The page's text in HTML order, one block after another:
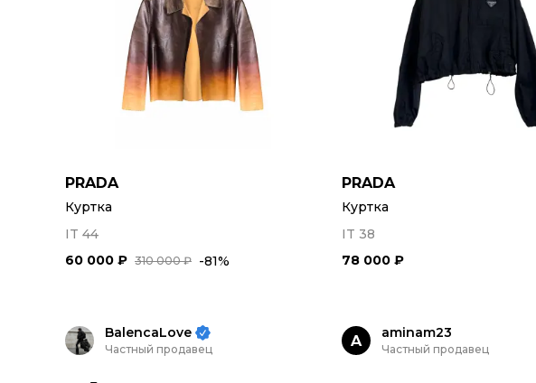
PRADA
Куртка
IT 44
310 000 ₽
60 000 ₽ -81%
PRADA
Куртка
IT 38
78 000 ₽
BalencaLove
Частный продавец A aminam23
Частный продавец